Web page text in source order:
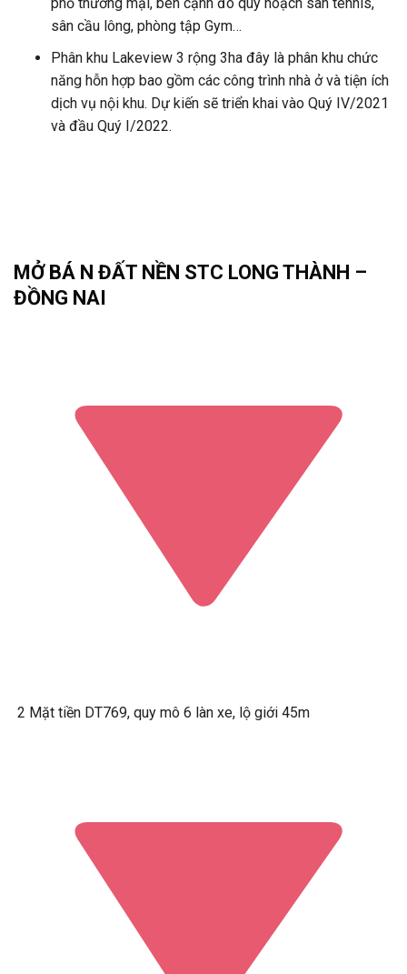
sân cầu lông, phòng tập Gym…
Phân khu Lakeview 3 rộng 3ha đây là phân khu chức
năng hỗn hợp bao gồm các công trình nhà ở và tiện ích
dịch vụ nội khu. Dự kiến sẽ triển khai vào Quý IV/2021
và đầu Quý I/2022.
MỞ BÁ N ĐẤT NỀN STC LONG THÀNH –
ĐỒNG NAI
2 Mặt tiền DT769, quy mô 6 làn xe, lộ giới 45m